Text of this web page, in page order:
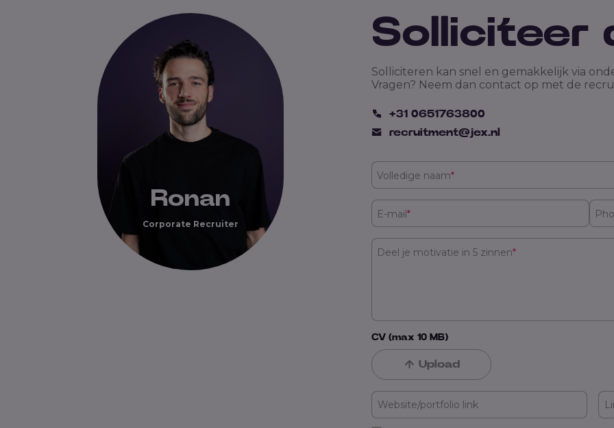
Ronan
Corporate Recruiter
Solliciteer
Solliciteren kan snel en gemakkelijk via
Vragen? Neem dan contact op met de
+31 0651763800
recruitment@jex.nl
Volledige naam*
E-mail*
Deel je motivatie in 5 zinnen*
CV (max 10 MB)
Upload